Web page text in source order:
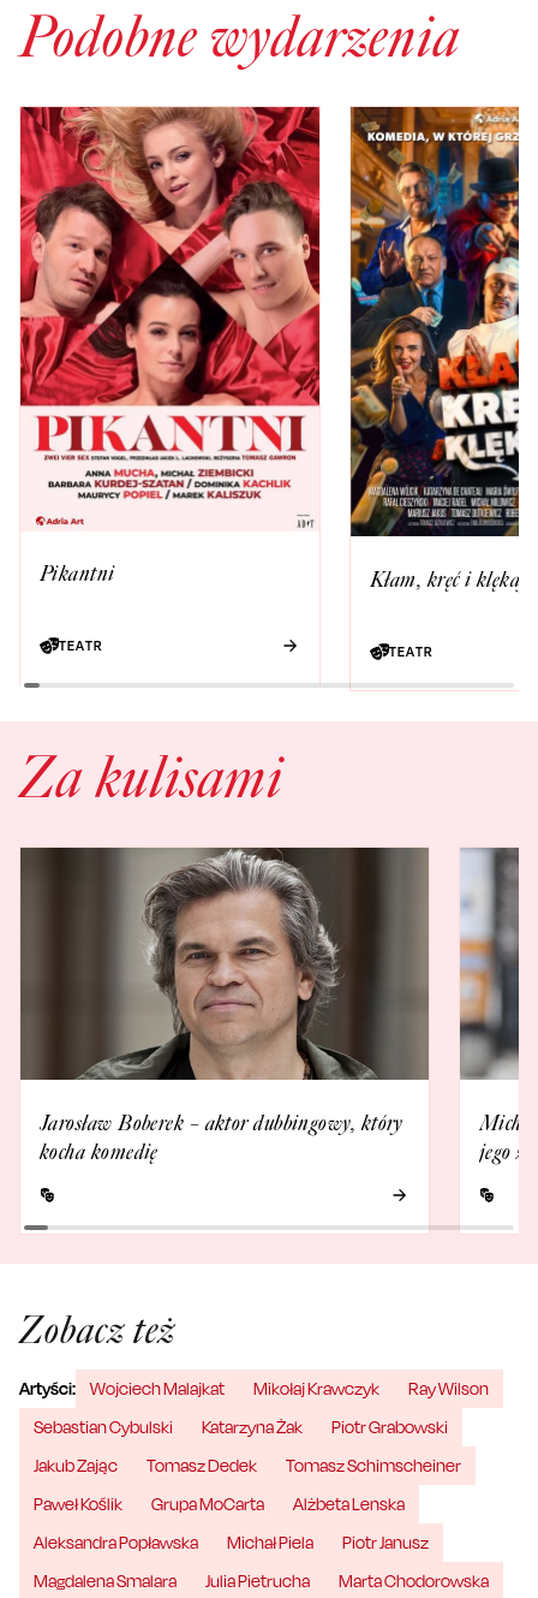
Podobne wydarzenia
Pikantni
TEATR
Kłam, kręć i klękaj
TEATR
Za kulisami
Jarosław Boberek – aktor dubbingowy, który
kocha komedię
jego
Zobacz też
Artyści: Wojciech Malajkat Mikołaj Krawczyk
Ray Wilson
Sebastian Cybulski
Katarzyna Żak
Piotr Grabowski
Jakub Zając
Tomasz Dedek
Tomasz Schimscheiner
Paweł Koślik
Grupa MoCarta
Alżbeta Lenska
Aleksandra Popławska
Michał Piela
Piotr Janusz
Magdalena Smalara
Julia Pietrucha Marta Chodorowska